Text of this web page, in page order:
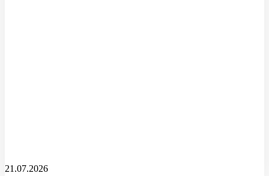
21.07.2026